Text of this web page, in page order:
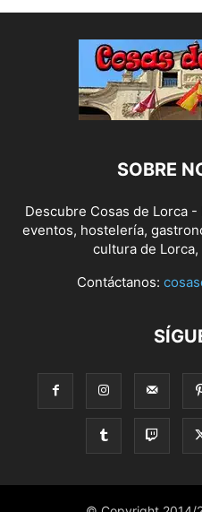
SOBRE
Descubre Cosas de Lorca
eventos, hostelería,
cultura de
Contáctanos: